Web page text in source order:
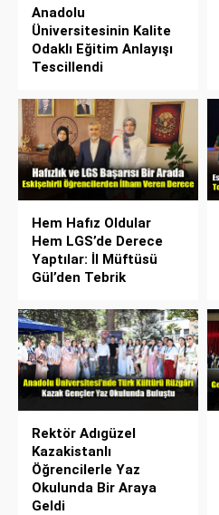
Anadolu
Üniversitesinin Kalite
Odaklı Eğitim Anlayışı
Tescillendi
Hem Hafız Oldular
Hem LGS’de Derece
Yaptılar: İl Müftüsü
Gül’den Tebrik
Rektör Adıgüzel
Kazakistanlı
Öğrencilerle Yaz
Okulunda Bir Araya
Geldi